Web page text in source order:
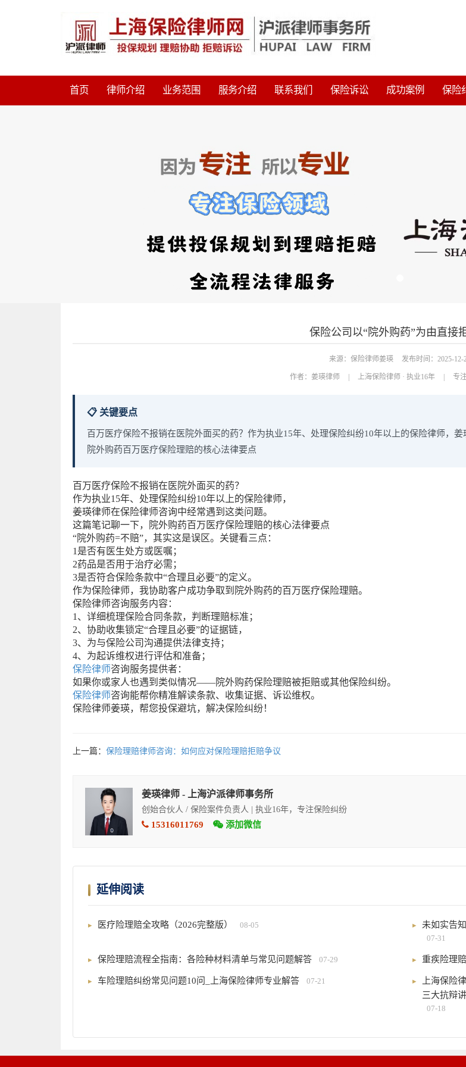
首页 律师介绍 业务范围 服务介绍 联系我们 保险诉讼 成功案例 保险
保险公司以“院外购药”为由直接
来源：保险律师姜瑛 发布时间：2025-12-
作者： 姜瑛律师 上海保险律师 · 执业16年 专
📋 关键要点
百万医疗保险不报销在医院外面买的药？作为执业15年、处理保险纠纷10年以上的保险律师，
院外购药百万医疗保险理赔的核心法律要点
百万医疗保险不报销在医院外面买的药？
作为执业15年、处理保险纠纷10年以上的保险律师，
姜瑛律师在保险律师咨询中经常遇到这类问题。
这篇笔记聊一下，院外购药百万医疗保险理赔的核心法律要点
“院外购药=不赔”，其实这是误区。关键看三点：
1是否有医生处方或医嘱；
2药品是否用于治疗必需；
3是否符合保险条款中“合理且必要”的定义。
作为保险律师，我协助客户成功争取到院外购药的百万医疗保险理赔。
保险律师咨询服务内容：
1、详细梳理保险合同条款，判断理赔标准；
2、协助收集锁定“合理且必要”的证据链，
3、为与保险公司沟通提供法律支持；
4、为起诉维权进行评估和准备；
保险律师咨询服务提供者：
如果你或家人也遇到类似情况——院外购药保险理赔被拒赔或其他保险纠纷。
保险律师咨询能帮你精准解读条款、收集证据、诉讼维权。
保险律师姜瑛，帮您投保避坑，解决保险纠纷！
上一篇： 保险理赔律师咨询：如何应对保险理赔拒赔争议
姜瑛律师 - 上海沪派律师事务所
创始合伙人 / 保险案件负责人 | 执业16年，专注保险纠纷
15316011769 添加微信
延伸阅读
医疗险理赔全攻略（2026完整版） 08-05 未如实告
07-31
保险理赔流程全指南：各险种材料清单与常见问题解答 07-29 重疾险理
车险理赔纠纷常见问题10问_上海保险律师专业解答 07-21
上海保险
三大抗辩
07-18